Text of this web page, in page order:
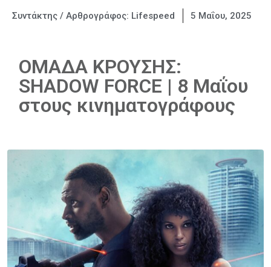
Συντάκτης / Αρθρογράφος: Lifespeed 5 Μαΐου, 2025
ΟΜΑΔΑ ΚΡΟΥΣΗΣ:
SHADOW FORCE | 8 Μαΐου
στους κινηματογράφους